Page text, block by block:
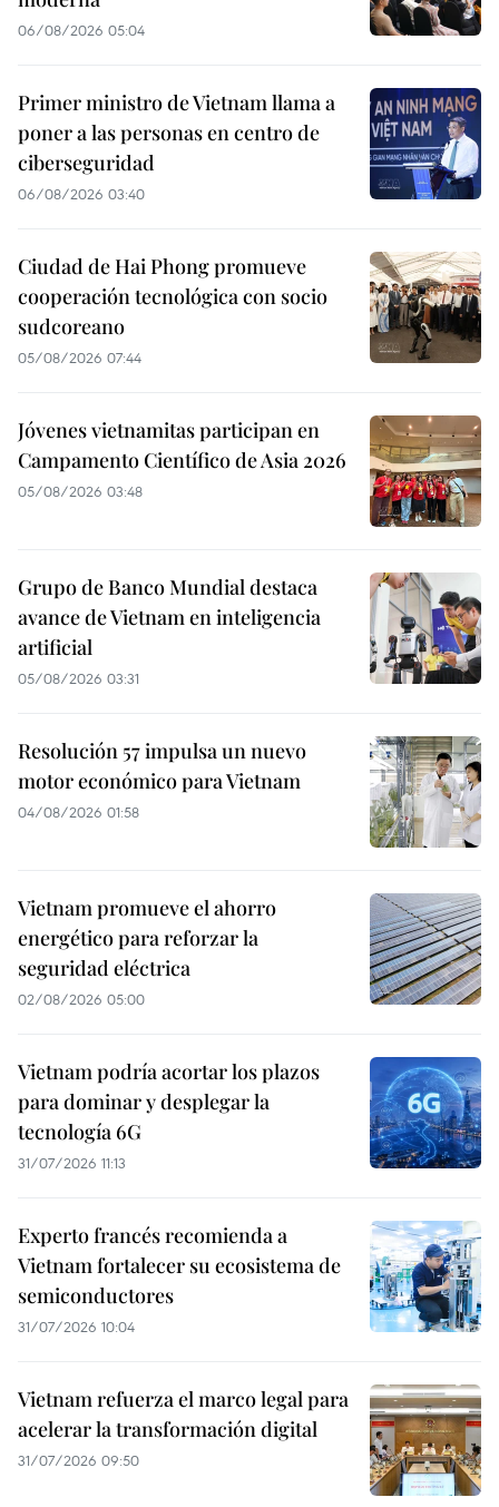
06/08/2026 05:04
Primer ministro de Vietnam llama a
poner a las personas en centro de
ciberseguridad
06/08/2026 03:40
Ciudad de Hai Phong promueve
cooperación tecnológica con socio
sudcoreano
05/08/2026 07:44
Jóvenes vietnamitas participan en
Campamento Científico de Asia 2026
05/08/2026 03:48
Grupo de Banco Mundial destaca
avance de Vietnam en inteligencia
artificial
05/08/2026 03:31
Resolución 57 impulsa un nuevo
motor económico para Vietnam
04/08/2026 01:58
Vietnam promueve el ahorro
energético para reforzar la
seguridad eléctrica
02/08/2026 05:00
Vietnam podría acortar los plazos
para dominar y desplegar la
tecnología 6G
31/07/2026 11:13
Experto francés recomienda a
Vietnam fortalecer su ecosistema de
semiconductores
31/07/2026 10:04
Vietnam refuerza el marco legal para
acelerar la transformación digital
31/07/2026 09:50